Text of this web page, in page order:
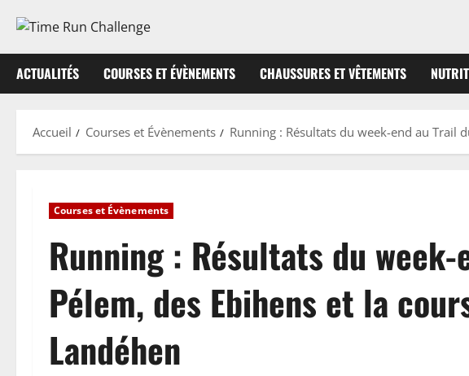
contenu
ACTUALITÉS COURSES ET ÉVÈNEMENTS CHAUSSURES ET VÊTEMENTS
Accueil Courses et Évènements Running : Résultats du week-end au Trail
Courses et Évènements
Running : Résultats du week-
Pélem, des Ebihens et la
Landéhen